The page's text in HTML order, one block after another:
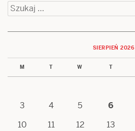
Szukaj:
SIERPIEŃ 2026
M T W T
3
4 5 6
10
11 12 13